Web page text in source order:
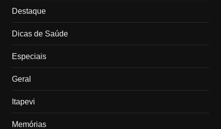
Destaque
Dicas de Saúde
Especiais
Geral
Itapevi
Memórias